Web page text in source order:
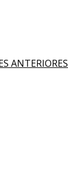
ANTERIORES